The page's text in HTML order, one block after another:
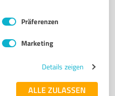
Präferenzen
Marketing
Details zeigen
ALLE ZULASSEN
– Produkte für Heben,
Bad Oeynhausen